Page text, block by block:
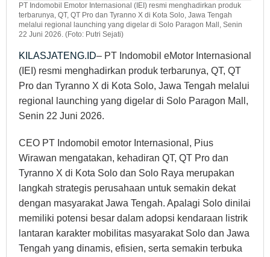
PT Indomobil Emotor Internasional (IEI) resmi menghadirkan produk
terbarunya, QT, QT Pro dan Tyranno X di Kota Solo, Jawa Tengah
melalui regional launching yang digelar di Solo Paragon Mall, Senin
22 Juni 2026. (Foto: Putri Sejati)
KILASJATENG.ID– PT Indomobil eMotor Internasional
(IEI) resmi menghadirkan produk terbarunya, QT, QT
Pro dan Tyranno X di Kota Solo, Jawa Tengah melalui
regional launching yang digelar di Solo Paragon Mall,
Senin 22 Juni 2026.
CEO PT Indomobil emotor Internasional, Pius
Wirawan mengatakan, kehadiran QT, QT Pro dan
Tyranno X di Kota Solo dan Solo Raya merupakan
langkah strategis perusahaan untuk semakin dekat
dengan masyarakat Jawa Tengah. Apalagi Solo dinilai
memiliki potensi besar dalam adopsi kendaraan listrik
lantaran karakter mobilitas masyarakat Solo dan Jawa
Tengah yang dinamis, efisien, serta semakin terbuka